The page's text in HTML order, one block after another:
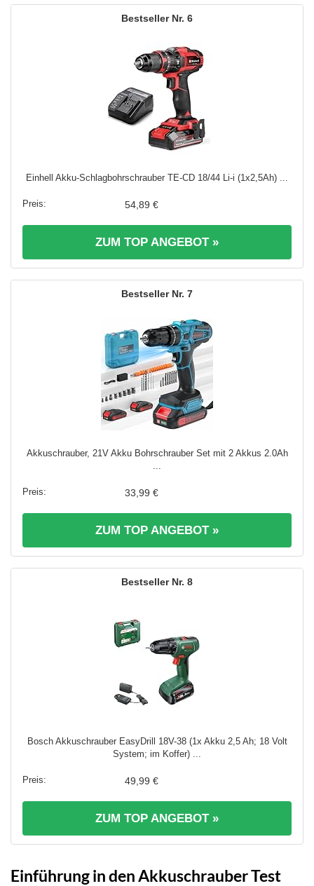
6
Einhell Akku-Schlagbohrschrauber TE-CD 18/44 Li-i (1x2,5Ah) ...
54,89 €
ZUM TOP ANGEBOT »
7
Akkuschrauber, 21V Akku Bohrschrauber Set mit 2 Akkus 2.0Ah
...
33,99 €
ZUM TOP ANGEBOT »
8
Bosch Akkuschrauber EasyDrill 18V-38 (1x Akku 2,5 Ah; 18 Volt
System; im Koffer) ...
49,99 €
ZUM TOP ANGEBOT »
Einführung in den Akkuschrauber Test